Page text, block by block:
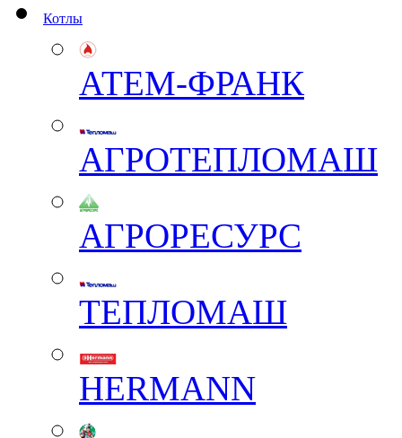
Котлы
АТЕМ-ФРАНК
АГРОТЕПЛОМАШ
АГРОРЕСУРС
ТЕПЛОМАШ
HERMANN